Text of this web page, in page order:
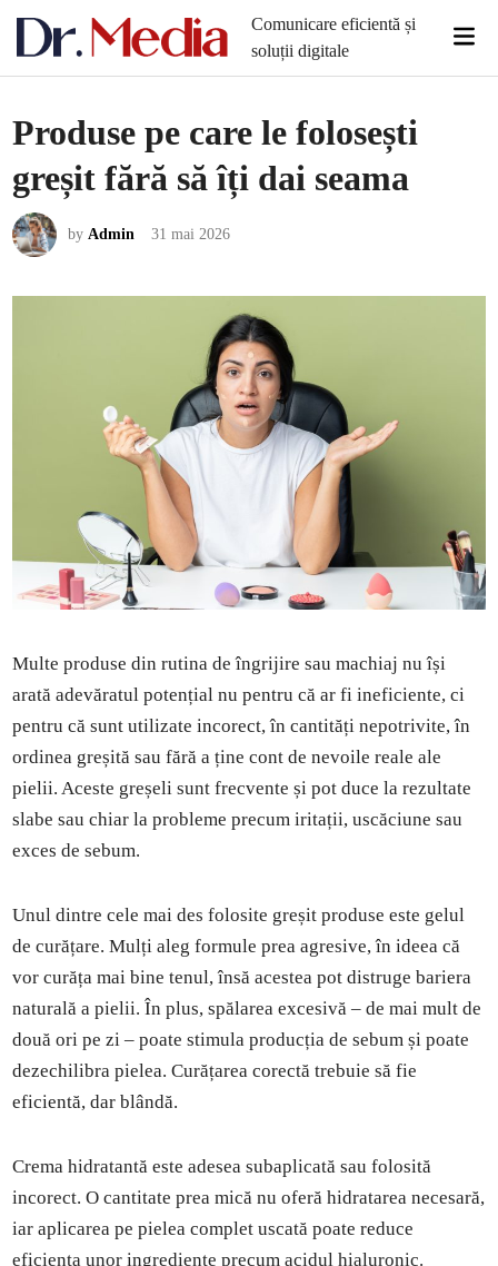
Comunicare eficientă și
soluții digitale
Produse pe care le folosești
greșit fără să îți dai seama
byAdmin 31 mai 2026
Multe produse din rutina de îngrijire sau machiaj nu își
arată adevăratul potențial nu pentru că ar fi ineficiente, ci
pentru că sunt utilizate incorect, în cantități nepotrivite, în
ordinea greșită sau fără a ține cont de nevoile reale ale
pielii. Aceste greșeli sunt frecvente și pot duce la rezultate
slabe sau chiar la probleme precum iritații, uscăciune sau
exces de sebum.
Unul dintre cele mai des folosite greșit produse este gelul
de curățare. Mulți aleg formule prea agresive, în ideea că
vor curăța mai bine tenul, însă acestea pot distruge bariera
naturală a pielii. În plus, spălarea excesivă – de mai mult de
două ori pe zi – poate stimula producția de sebum și poate
dezechilibra pielea. Curățarea corectă trebuie să fie
eficientă, dar blândă.
Crema hidratantă este adesea subaplicată sau folosită
incorect. O cantitate prea mică nu oferă hidratarea necesară,
iar aplicarea pe pielea complet uscată poate reduce
eficiența unor ingrediente precum acidul hialuronic.